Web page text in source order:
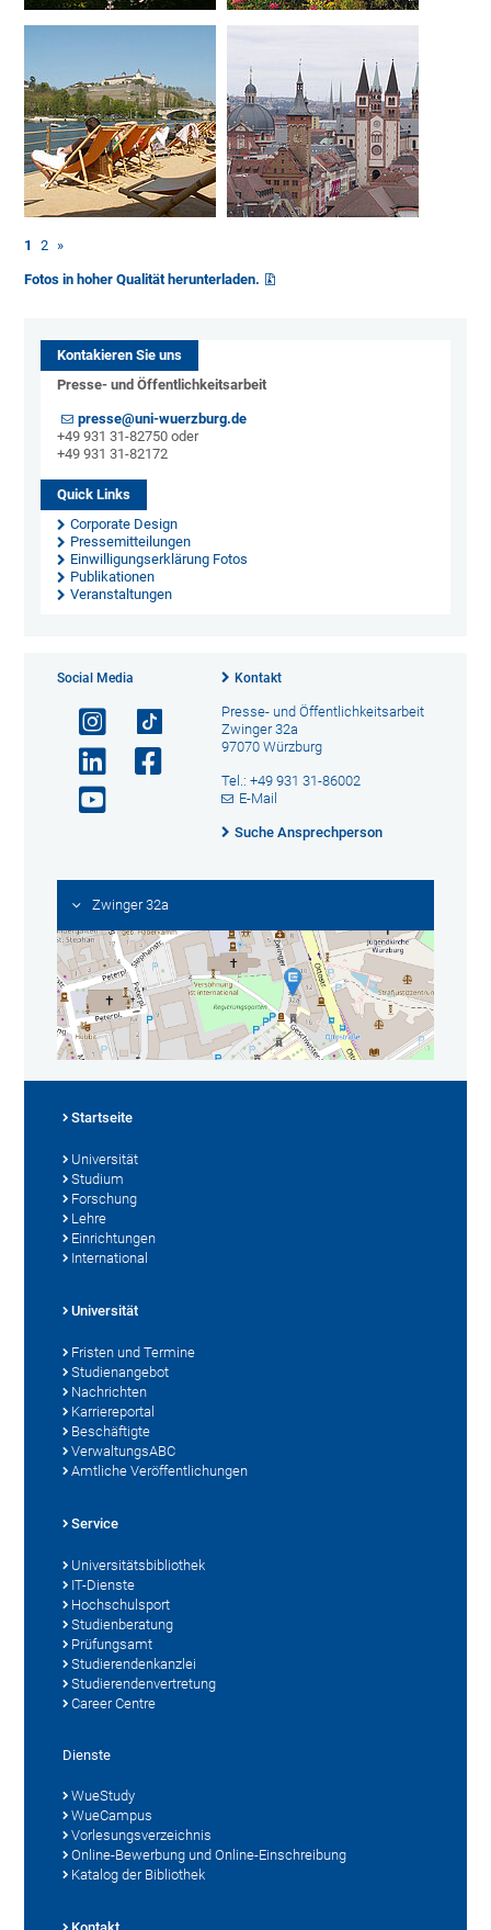
1 2 »
Fotos in hoher Qualität herunterladen.
Kontakieren Sie uns
Presse- und Öffentlichkeitsarbeit
presse@uni-wuerzburg.de
+49 931 31-82750 oder
+49 931 31-82172
Quick Links
Corporate Design
Pressemitteilungen
Einwilligungserklärung Fotos
Publikationen
Veranstaltungen
Social Media Kontakt
Presse- und Öffentlichkeitsarbeit
Zwinger 32a
97070 Würzburg
Tel.: +49 931 31-86002
E-Mail
Suche Ansprechperson
Zwinger 32a
Startseite
Universität
Studium
Forschung
Lehre
Einrichtungen
International
Universität
Fristen und Termine
Studienangebot
Nachrichten
Karriereportal
Beschäftigte
VerwaltungsABC
Amtliche Veröffentlichungen
Service
Universitätsbibliothek
IT-Dienste
Hochschulsport
Studienberatung
Prüfungsamt
Studierendenkanzlei
Studierendenvertretung
Career Centre
Dienste
WueStudy
WueCampus
Vorlesungsverzeichnis
Online-Bewerbung und Online-Einschreibung
Katalog der Bibliothek